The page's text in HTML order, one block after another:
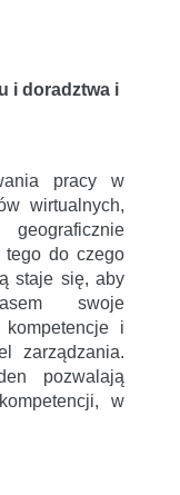
i doradztwa i
pracy w
wirtualnych,
geograficznie
tego do czego
staje się, aby
swoje
kompetencje i
zarządzania.
pozwalają
w